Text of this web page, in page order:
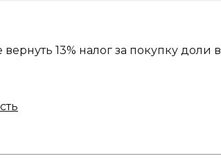
13% налог за покупку доли в